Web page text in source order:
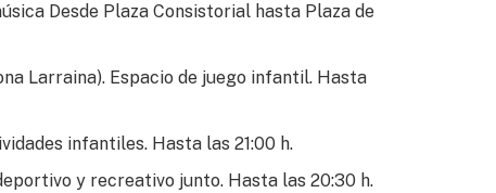
Desde Plaza Consistorial hasta Plaza de
Larraina). Espacio de juego infantil. Hasta
infantiles. Hasta las 21:00 h.
y recreativo junto. Hasta las 20:30 h.